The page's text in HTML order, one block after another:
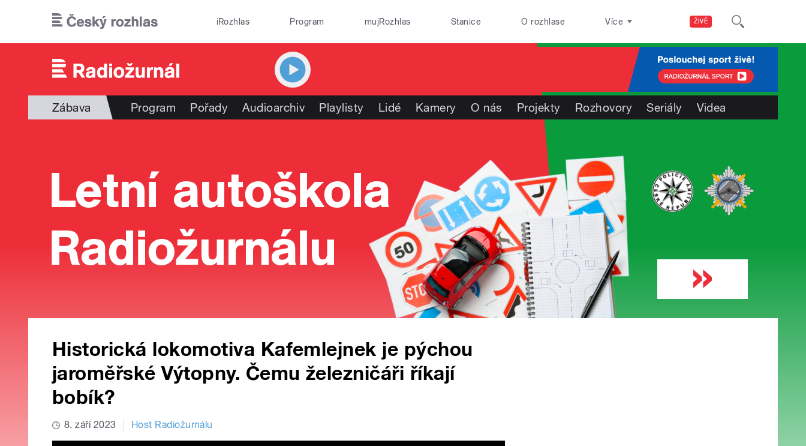
ŽIVĚ
iRozhlas Program mujRozhlas Stanice O rozhlase Více
Zábava Program Pořady Audioarchiv Playlisty Lidé Kamery O nás Projekty Rozhovory Seriály Videa
Historická lokomotiva Kafemlejnek je pýchou
jaroměřské Výtopny. Čemu železničáři říkají
bobík?
8. září 2023 Host Radiožurnálu